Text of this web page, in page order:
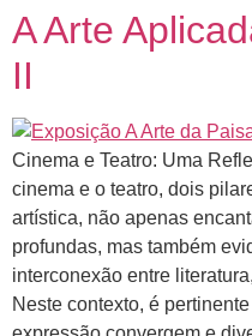
A Arte
II
Cinema e Teatro: Uma
cinema e o teatro, dois
artística, não apenas
profundas, mas também
interconexão entre
Neste contexto, é